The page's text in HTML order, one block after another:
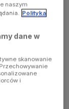
naszym
Polityka
dane w
skanowanie
i